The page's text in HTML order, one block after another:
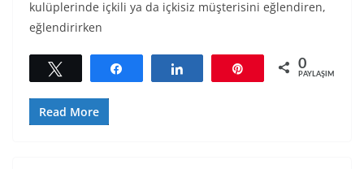
kulüplerinde içkili ya da içkisiz müşterisini eğlendiren,
eğlendirirken
Tweetle 0
PAYLAŞIMLAR
Read More